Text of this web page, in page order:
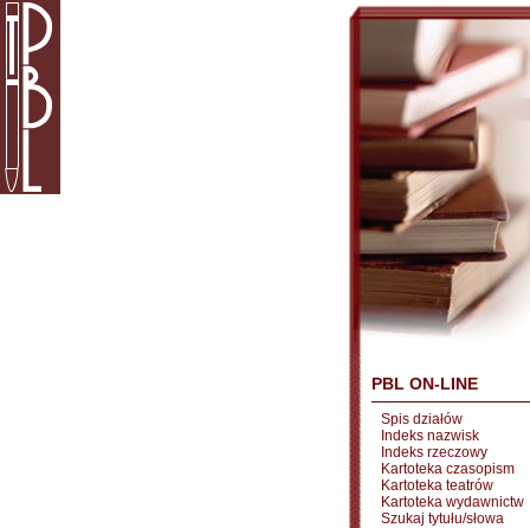
PBL ON-LINE
Spis działów
Indeks nazwisk
Indeks rzeczowy
Kartoteka czasopism
Kartoteka teatrów
Kartoteka wydawnictw
Szukaj tytułu/słowa